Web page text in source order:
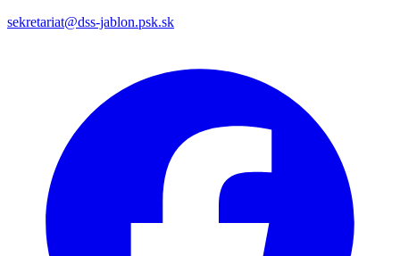
sekretariat@dss-jablon.psk.sk